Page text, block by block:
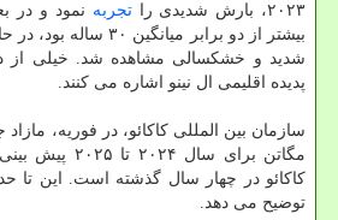
۲۰۲۳، بارش شدیدی را
تجربه نمود و در
شدید و خشکسالی مشاهده شد. خیلی از
پدیده اقلیمی ال نینو اشاره می کنند.
مگاتن برای سال
کاکائو در چهار سال گذشته است. این تا
توضیح می دهد.